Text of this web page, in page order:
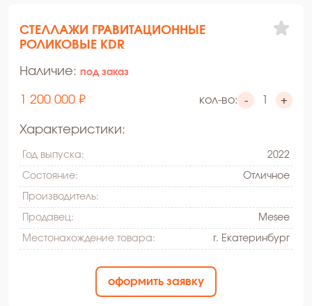
СТЕЛЛАЖИ ГРАВИТАЦИОННЫЕ
РОЛИКОВЫЕ KDR
Наличие: под заказ
1 200 000 ₽ кол-во: - +
Характеристики:
Год выпуска: 2022
Состояние: Oтличное
Производитель:
Продавец: Mesee
Местонахождение товара: г. Екатеринбург
оформить заявку